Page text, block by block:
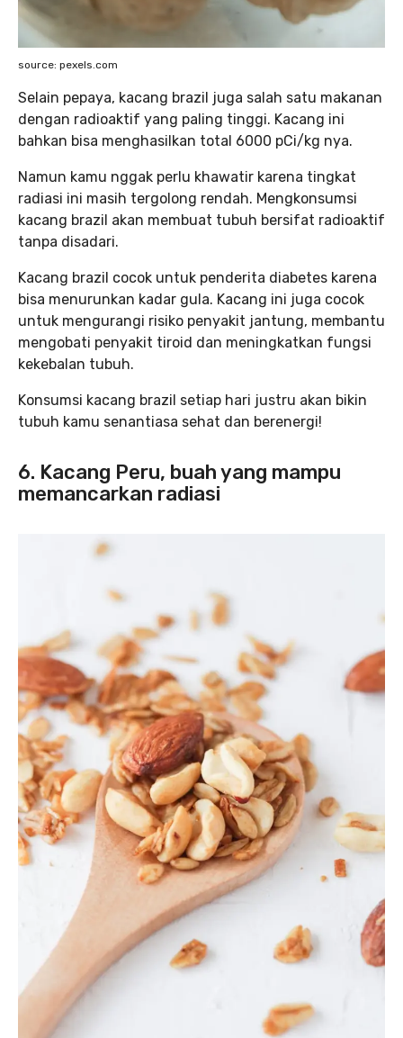
source: pexels.com
Selain pepaya, kacang brazil juga salah satu makanan
dengan radioaktif yang paling tinggi. Kacang ini
bahkan bisa menghasilkan total 6000 pCi/kg nya.
Namun kamu nggak perlu khawatir karena tingkat
radiasi ini masih tergolong rendah. Mengkonsumsi
kacang brazil akan membuat tubuh bersifat radioaktif
tanpa disadari.
Kacang brazil cocok untuk penderita diabetes karena
bisa menurunkan kadar gula. Kacang ini juga cocok
untuk mengurangi risiko penyakit jantung, membantu
mengobati penyakit tiroid dan meningkatkan fungsi
kekebalan tubuh.
Konsumsi kacang brazil setiap hari justru akan bikin
tubuh kamu senantiasa sehat dan berenergi!
6. Kacang Peru, buah yang mampu
memancarkan radiasi